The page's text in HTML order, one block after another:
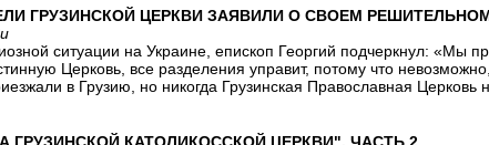
ГРУЗИНСКОЙ ЦЕРКВИ ЗАЯВИЛИ О СВОЕМ
ситуации на Украине, епископ Георгий подчеркнул:
Церковь, все разделения управит, потому что
в Грузию, но никогда Грузинская Православная